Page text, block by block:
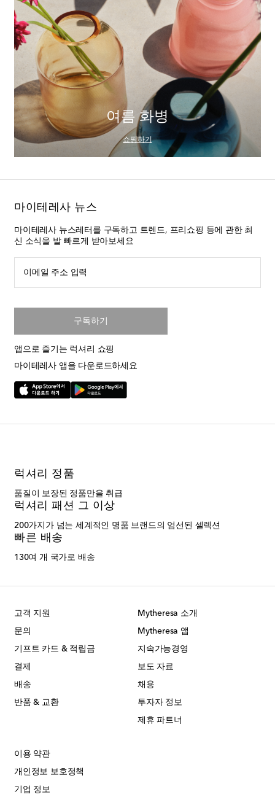
여름 화병
쇼핑하기
마이테레사 뉴스
마이테레사 뉴스레터를 구독하고 트렌드, 프리쇼핑 등에 관한 최
신 소식을 발 빠르게 받아보세요
이메일 주소 입력
구독하기
앱으로 즐기는 럭셔리 쇼핑
마이테레사 앱을 다운로드하세요
럭셔리 정품
품질이 보장된 정품만을 취급
럭셔리 패션 그 이상
200가지가 넘는 세계적인 명품 브랜드의 엄선된 셀렉션
빠른 배송
130여 개 국가로 배송
고객 지원
문의
기프트 카드 & 적립금
결제
배송
반품 & 교환
Mytheresa 소개
Mytheresa 앱
지속가능경영
보도 자료
채용
투자자 정보
제휴 파트너
이용 약관
개인정보 보호정책
기업 정보